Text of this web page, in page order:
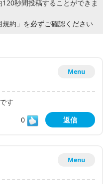
秒間投稿することができま
規約」 を必ずご確認ください
Menu
す
0
返信
Menu